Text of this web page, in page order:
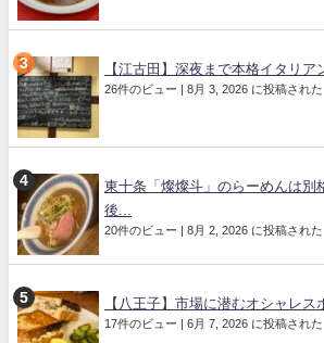
【江古田】深夜まで本格イタリア
26件のビュー | 8月 3, 2026 に投稿された
東十条「燦燦斗」のらーめんは別
後...
20件のビュー | 8月 2, 2026 に投稿された
【八王子】市場に潜むオシャレス
17件のビュー | 6月 7, 2026 に投稿された